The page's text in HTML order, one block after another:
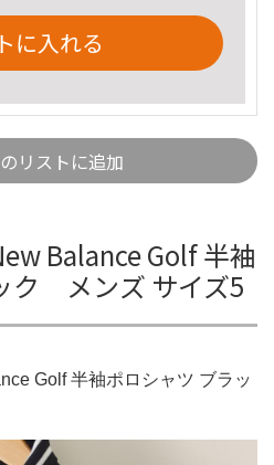
に入れる
リストに追加
Balance Golf 半袖
ク メンズ サイズ5
Golf 半袖ポロシャツ ブラッ